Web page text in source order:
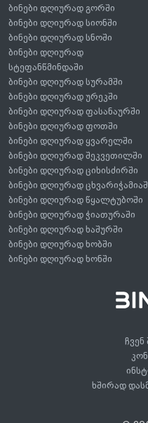
ჩვენ
ხშირად
ბინები დღიურად გორში
ბინები დღიურად სიონში
ბინები დღიურად სნოში
ბინები დღიურად
სტეფანწმინდაში
ბინები დღიურად სურამში
ბინები დღიურად ურეკში
ბინები დღიურად ფასანაურში
ბინები დღიურად ფოთში
ბინები დღიურად ყვარელში
ბინები დღიურად შეკვეთილში
ბინები დღიურად ციხისძირში
ბინები დღიურად
ბინები დღიურად წყალტუბოში
ბინები დღიურად ჭიათურაში
ბინები დღიურად ხაშურში
ბინები დღიურად ხობში
ბინები დღიურად ხონში